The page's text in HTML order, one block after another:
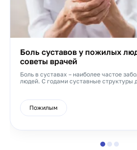
Боль суставов у пожилых
советы врачей
Боль в суставах – наиболее частое
людей. С годами суставные структуры
Пожилым